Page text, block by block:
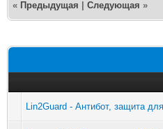
« Предыдущая Следующая »
Lin2Guard - Антибот, защита